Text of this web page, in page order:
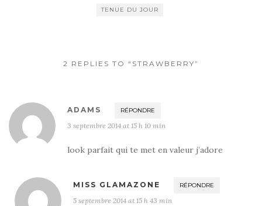
TENUE DU JOUR
2 REPLIES TO “STRAWBERRY”
ADAMS RÉPONDRE
3 septembre 2014 at 15 h 10 min
look parfait qui te met en valeur j’adore
MISS GLAMAZONE RÉPONDRE
5 septembre 2014 at 15 h 43 min